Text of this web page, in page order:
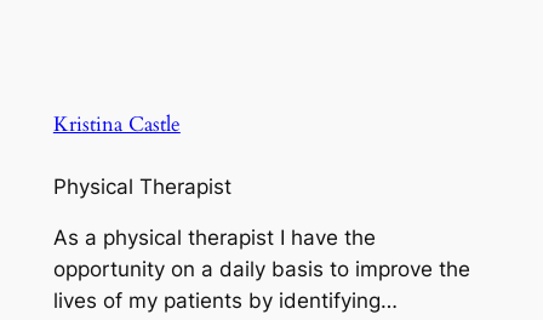
Kristina Castle
Physical Therapist
As a physical therapist I have the
opportunity on a daily basis to improve the
lives of my patients by identifying…